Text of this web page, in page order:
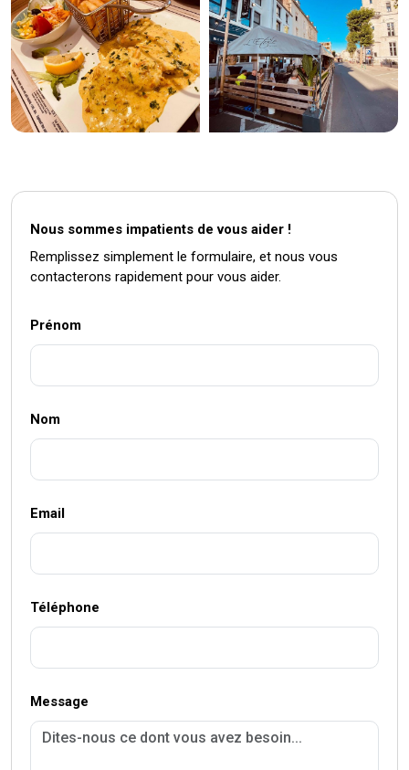
Nous sommes impatients de vous aider !
Remplissez simplement le formulaire, et nous vous
contacterons rapidement pour vous aider.
Prénom
Nom
Email
Téléphone
Message